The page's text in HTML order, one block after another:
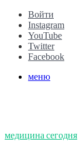
Войти
Instagram
YouTube
Twitter
Facebook
меню
медицина сегодня